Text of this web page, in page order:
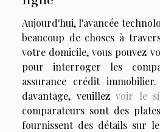
Aujourd'hui, l'avancée
beaucoup de choses à
votre domicile, vous pouvez
pour interroger les
assurance crédit
davantage, veuillez voir le
comparateurs sont des
fournissent des détails sur